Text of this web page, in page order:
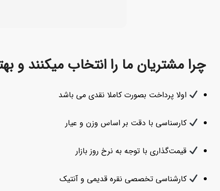
چرا مشتریان ما را انتخاب میکنند و
اولا پرداخت بصورت کاملا نقدی می باشد
کارسناسی با دقت بر اساس وزن و عیار
قیمت‌گذاری با توجه به نرخ روز بازار
کارشناسی تخصصی نقره قدیمی و آنتیک